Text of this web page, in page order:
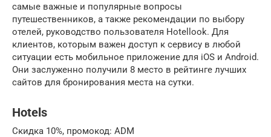
самые важные и популярные вопросы
путешественников, а также рекомендации по выбору
отелей, руководство пользователя Hotellook. Для
клиентов, которым важен доступ к сервису в любой
ситуации есть мобильное приложение для iOS и Android.
Они заслуженно получили 8 место в рейтинге лучших
сайтов для бронирования места на сутки.
Hotels
Скидка 10%, промокод: ADM